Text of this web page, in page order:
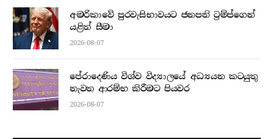
අමරිකාවේ පුරවැසිභාවයට ජනපති ට්‍රම්ප්ගෙන්
යළිත් සීමා
2026-08-07
පේරාදෙණිය විශ්ව විද්‍යාලයේ අධ්‍යයන කටයුතු
නැවත ආරම්භ කිරීමට පියවර
2026-08-07